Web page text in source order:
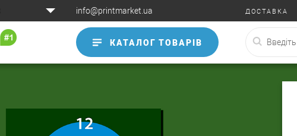
info@printmarket.ua ДОСТАВКА
КАТАЛОГ ТОВАРІВ